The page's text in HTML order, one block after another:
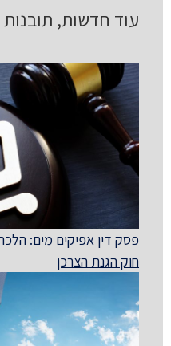
עוד חדשות, תובנות
פסק דין אפיקים מים:
חוק הגנת הצרכן